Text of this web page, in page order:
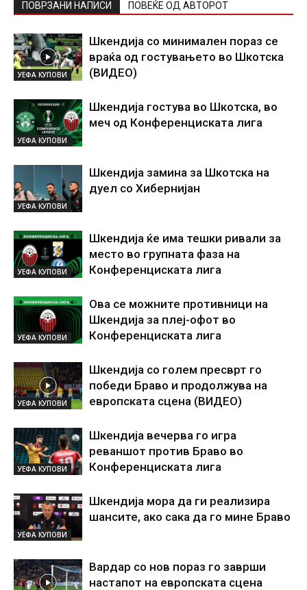
ПОВРЗАНИ НАПИСИ ПОВЕЌЕ ОД АВТОРОТ
УЕФА КУПОВИ
Шкендија со минимален пораз се
враќа од гостувањето во Шкотска
(ВИДЕО)
УЕФА КУПОВИ
Шкендија гостува во Шкотска, во
меч од Конференциската лига
УЕФА КУПОВИ
Шкендија замина за Шкотска на
дуел со Хибернијан
УЕФА КУПОВИ
Шкендија ќе има тешки ривали за
место во групната фаза на
Конференциската лига
УЕФА КУПОВИ
Ова се можните противници на
Шкендија за плеј-офот во
Конференциската лига
УЕФА КУПОВИ
Шкендија со голем пресврт го
победи Браво и продолжува на
европската сцена (ВИДЕО)
УЕФА КУПОВИ
Шкендија вечерва го игра
реваншот против Браво во
Конференциската лига
УЕФА КУПОВИ
Шкендија мора да ги реализира
шансите, ако сака да го мине Браво
Вардар со нов пораз го заврши
настапот на европската сцена